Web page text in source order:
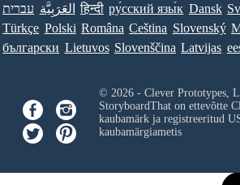
עברית العَرَبِيَّة हिन्दी ру́сский язы́к Dansk
Türkçe Polski Româna Ceština Slovenský
български Lietuvos Slovenščina Latvijas
© 2026 - Clever Prototypes,
StoryboardThat on ettevõtte
kaubamärk ja registreeritud
kaubamärgiametis